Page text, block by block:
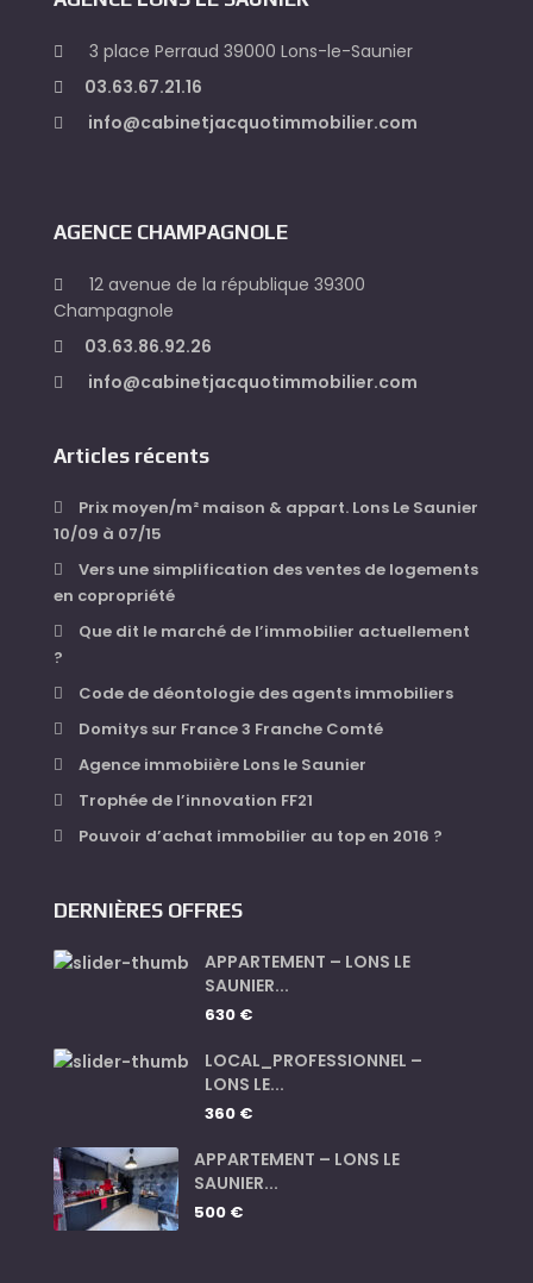
3 place Perraud 39000 Lons-le-Saunier
03.63.67.21.16
info@cabinetjacquotimmobilier.com
AGENCE CHAMPAGNOLE
12 avenue de la république 39300
Champagnole
03.63.86.92.26
info@cabinetjacquotimmobilier.com
Articles récents
Prix moyen/m² maison & appart. Lons Le Saunier
10/09 à 07/15
Vers une simplification des ventes de logements
en copropriété
Que dit le marché de l’immobilier actuellement
?
Code de déontologie des agents immobiliers
Domitys sur France 3 Franche Comté
Agence immobiière Lons le Saunier
Trophée de l’innovation FF21
Pouvoir d’achat immobilier au top en 2016 ?
DERNIÈRES OFFRES
APPARTEMENT – LONS LE
SAUNIER...
630 €
LOCAL_PROFESSIONNEL –
LONS LE...
360 €
APPARTEMENT – LONS LE
SAUNIER...
500 €